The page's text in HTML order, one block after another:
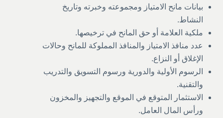
بيانات مانح الامتياز ومجموعته وخبرته وتاريخ
النشاط.
ملكية العلامة أو حق المانح في ترخيصها.
عدد منافذ الامتياز والمنافذ المملوكة للمانح وحالات
الإغلاق أو النزاع.
الرسوم الأولية والدورية ورسوم التسويق والتدريب
والتقنية.
الاستثمار المتوقع في الموقع والتجهيز والمخزون
ورأس المال العامل.